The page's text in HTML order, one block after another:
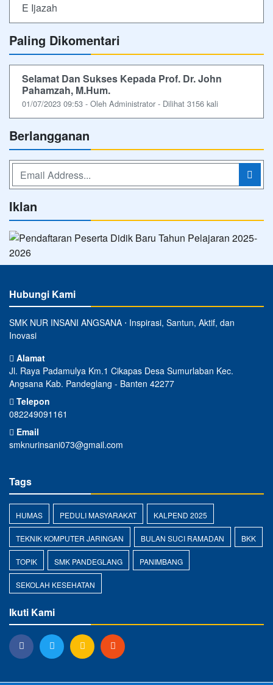
E Ijazah
Paling Dikomentari
Selamat Dan Sukses Kepada Prof. Dr. John
Pahamzah, M.Hum.
01/07/2023 09:53 - Oleh Administrator - Dilihat 3156 kali
Berlangganan
Iklan
Hubungi Kami
SMK NUR INSANI ANGSANA ⋅ Inspirasi, Santun, Aktif, dan
Inovasi
Alamat
Jl. Raya Padamulya Km.1 Cikapas Desa Sumurlaban Kec.
Angsana Kab. Pandeglang - Banten 42277
Telepon
082249091161
Email
smknurinsani073@gmail.com
Tags
HUMAS PEDULI MASYARAKAT KALPEND 2025
TEKNIK KOMPUTER JARINGAN BULAN SUCI RAMADAN BKK
TOPIK SMK PANDEGLANG PANIMBANG
SEKOLAH KESEHATAN
Ikuti Kami